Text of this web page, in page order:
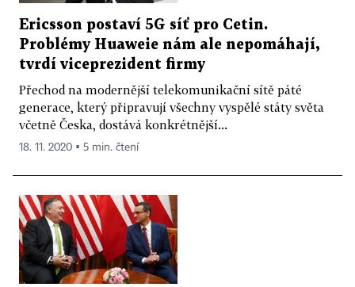
Ericsson postaví 5G síť pro Cetin.
Problémy Huaweie nám ale nepomáhají,
tvrdí viceprezident firmy
Přechod na modernější telekomunikační sítě páté
generace, který připravují všechny vyspělé státy světa
včetně Česka, dostává konkrétnější...
18. 11. 2020 ▪ 5 min. čtení